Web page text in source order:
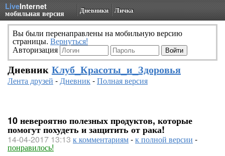
LiveInternet
мобильная версия Дневники Личка
Вы были перенаправлены на мобильную версию
страницы. Вернуться!
Авторизация
Дневник Клуб_Красоты_и_Здоровья
Лента друзей -Дневник-Полная версия
10 невероятно полезных продуктов, которые
помогут похудеть и защитить от рака!
14-04-2017 13:13 к комментариям-к полной версии -
понравилось!